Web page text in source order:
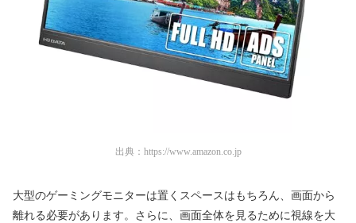
出典： https://www.amazon.co.jp
大型のゲーミングモニターは置くスペースはもちろん、画面から
離れる必要があります。さらに、画面全体を見るために視線を大